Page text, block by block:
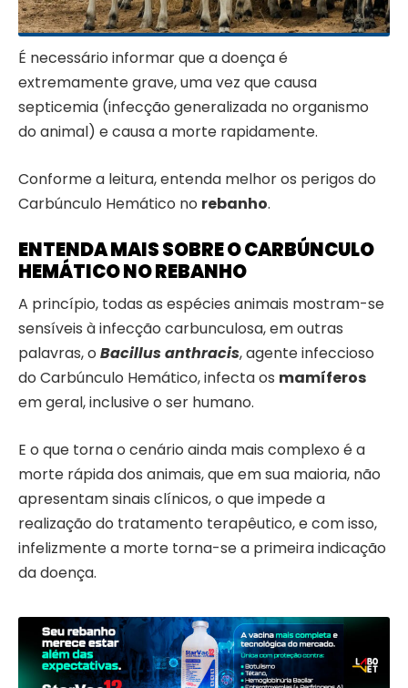
É necessário informar que a doença é
extremamente grave, uma vez que causa
septicemia (infecção generalizada no organismo
do animal) e causa a morte rapidamente.
Conforme a leitura, entenda melhor os perigos do
Carbúnculo Hemático no rebanho.
ENTENDA MAIS SOBRE O CARBÚNCULO
HEMÁTICO NO REBANHO
A princípio, todas as espécies animais mostram-se
sensíveis à infecção carbunculosa, em outras
palavras, o Bacillus anthracis, agente infeccioso
do Carbúnculo Hemático, infecta os mamíferos
em geral, inclusive o ser humano.
E o que torna o cenário ainda mais complexo é a
morte rápida dos animais, que em sua maioria, não
apresentam sinais clínicos, o que impede a
realização do tratamento terapêutico, e com isso,
infelizmente a morte torna-se a primeira indicação
da doença.